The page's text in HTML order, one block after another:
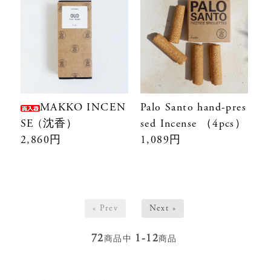
MAKKO INCEN
SE (沈香）
2,860円
Palo Santo hand-pres
sed Incense （4pcs）
1,089円
« Prev Next »
72商品中 1-12商品